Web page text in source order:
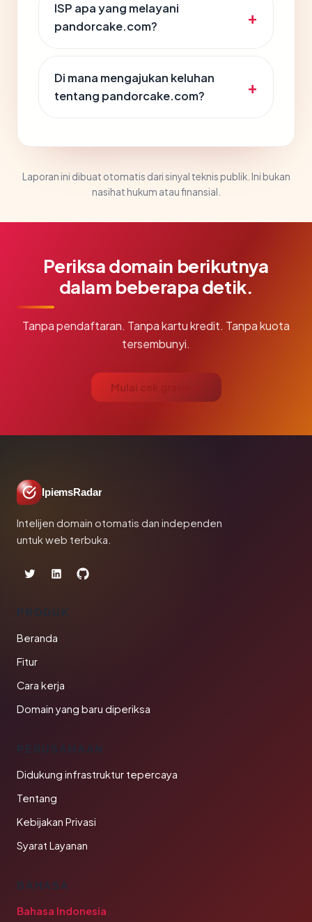
ISP apa yang melayani
pandorcake.com?
Di mana mengajukan keluhan
tentang pandorcake.com?
Laporan ini dibuat otomatis dari sinyal teknis publik. Ini bukan
nasihat hukum atau finansial.
Periksa domain berikutnya
dalam beberapa detik.
Tanpa pendaftaran. Tanpa kartu kredit. Tanpa kuota
tersembunyi.
Mulai cek gratis →
IpiemsRadar
Intelijen domain otomatis dan independen
untuk web terbuka.
PRODUK
Beranda
Fitur
Cara kerja
Domain yang baru diperiksa
PERUSAHAAN
Didukung infrastruktur tepercaya
Tentang
Kebijakan Privasi
Syarat Layanan
BAHASA
Bahasa Indonesia